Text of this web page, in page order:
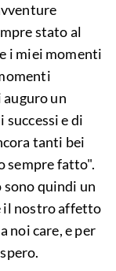
stato al
i miei momenti
un
e di
tanti bei
sempre fatto".
sono quindi un
il nostro affetto
noi care, e per